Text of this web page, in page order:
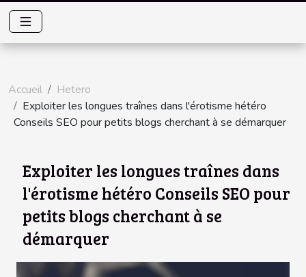
Accueil
Hetero
Exploiter les longues traînes dans l'érotisme hétéro
Conseils SEO pour petits blogs cherchant à se démarquer
Exploiter les longues traînes dans
l'érotisme hétéro Conseils SEO pour
petits blogs cherchant à se
démarquer